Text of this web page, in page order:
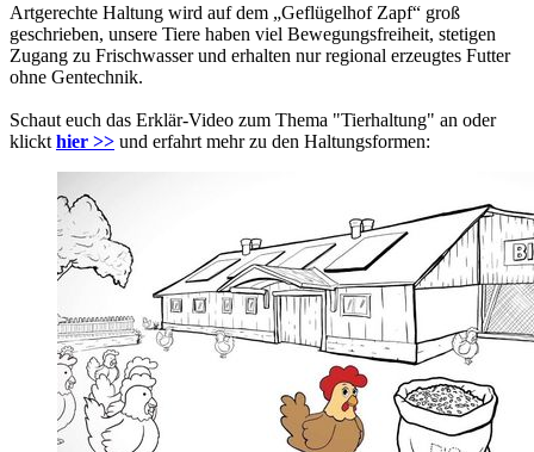
Artgerechte Haltung wird auf dem „Geflügelhof Zapf“ groß
geschrieben, unsere Tiere haben viel Bewegungsfreiheit, stetigen
Zugang zu Frischwasser und erhalten nur regional erzeugtes Futter
ohne Gentechnik.
Schaut euch das Erklär-Video zum Thema "Tierhaltung" an oder
klickt hier >> und erfahrt mehr zu den Haltungsformen: